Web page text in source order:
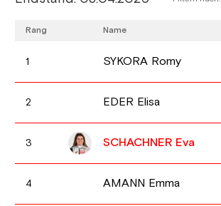
Rang Name
1 SYKORA Romy
2 EDER Elisa
3 SCHACHNER Eva
4 AMANN Emma